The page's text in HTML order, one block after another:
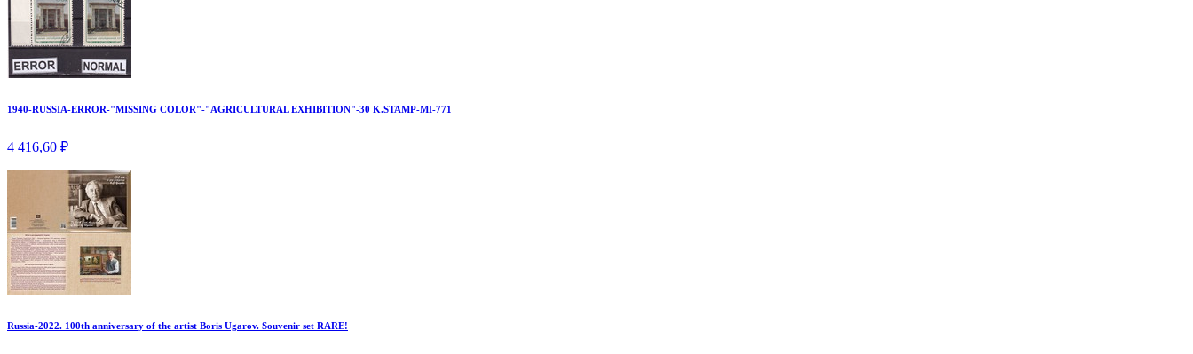
1940-RUSSIA-ERROR-"MISSING COLOR"-"AGRICULTURAL EXHIBITION"-30 K.STAMP-MI-771
4 416,60 ₽
Russia-2022. 100th anniversary of the artist Boris Ugarov. Souvenir set RARE!